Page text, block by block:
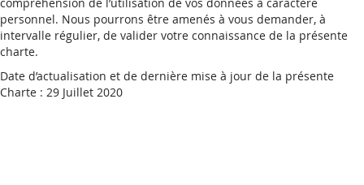
personnel. Nous pourrons être amenés à vous demander, à
intervalle régulier, de valider votre connaissance de la présente
charte.
Date d’actualisation et de dernière mise à jour de la présente
Charte : 29 Juillet 2020